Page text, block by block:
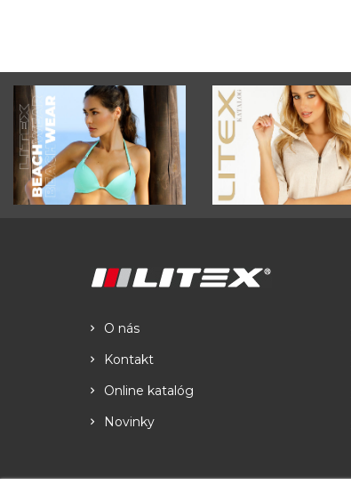
O nás
Kontakt
Online katalóg
Novinky